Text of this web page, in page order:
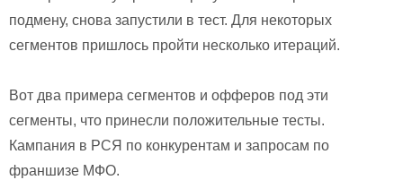
подмену, снова запустили в тест. Для некоторых
сегментов пришлось пройти несколько итераций.
Вот два примера сегментов и офферов под эти
сегменты, что принесли положительные тесты.
Кампания в РСЯ по конкурентам и запросам по
франшизе МФО.